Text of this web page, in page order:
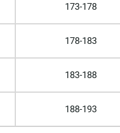
173-178
178-183
183-188
188-193